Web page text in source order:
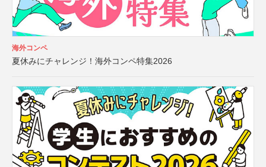
海外コンペ
夏休みにチャレンジ！海外コンペ特集2026